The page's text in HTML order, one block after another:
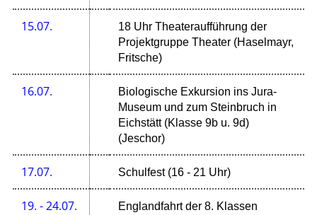
15.07.
18 Uhr Theateraufführung der
Projektgruppe Theater (Haselmayr,
Fritsche)
16.07.
Biologische Exkursion ins Jura-
Museum und zum Steinbruch in
Eichstätt (Klasse 9b u. 9d)
(Jeschor)
17.07. Schulfest (16 - 21 Uhr)
19. - 24.07.
Englandfahrt der 8. Klassen